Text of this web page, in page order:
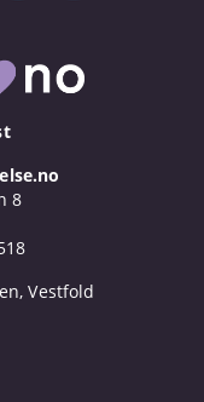
8
Vestfold